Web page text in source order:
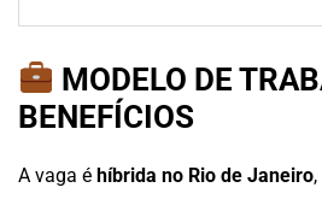
MODELO DE
BENEFÍCIOS
A vaga é híbrida no Rio de Janeiro